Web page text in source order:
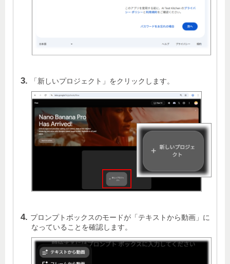
「新しいプロジェクト」をクリックします。
プロンプトボックスのモードが「テキストから動画」に
なっていることを確認します。